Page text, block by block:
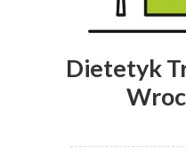
Dietetyk